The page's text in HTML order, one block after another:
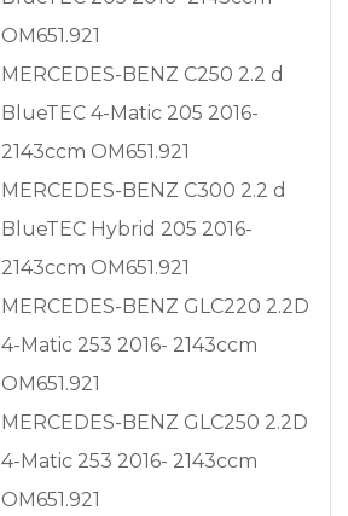
OM651.921
MERCEDES-BENZ C250 2.2 d
BlueTEC 4-Matic 205 2016-
2143ccm OM651.921
MERCEDES-BENZ C300 2.2 d
BlueTEC Hybrid 205 2016-
2143ccm OM651.921
MERCEDES-BENZ GLC220 2.2D
4-Matic 253 2016- 2143ccm
OM651.921
MERCEDES-BENZ GLC250 2.2D
4-Matic 253 2016- 2143ccm
OM651.921